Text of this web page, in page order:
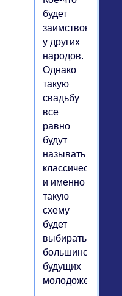
будет
заимствоваться
у других
народов.
Однако
такую
свадьбу
все
равно
будут
называть
классической,
и именно
такую
схему
будет
выбирать
большинство
будущих
молодоженов.